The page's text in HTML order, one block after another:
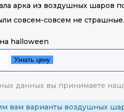
арка из воздушных шаров
совсем-совсем не страшные.
Узнать цену
данных вы принимаете
вам варианты воздушных